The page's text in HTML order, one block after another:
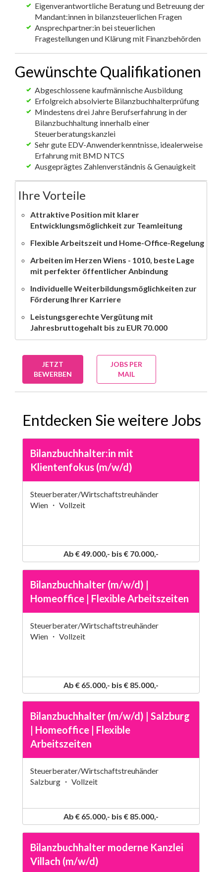
Eigenverantwortliche Beratung und Betreuung der
Mandant:innen in bilanzsteuerlichen Fragen
Ansprechpartner:in bei steuerlichen
Fragestellungen und Klärung mit Finanzbehörden
Gewünschte Qualifikationen
Abgeschlossene kaufmännische Ausbildung
Erfolgreich absolvierte Bilanzbuchhalterprüfung
Mindestens drei Jahre Berufserfahrung in der
Bilanzbuchhaltung innerhalb einer
Steuerberatungskanzlei
Sehr gute EDV-Anwenderkenntnisse, idealerweise
Erfahrung mit BMD NTCS
Ausgeprägtes Zahlenverständnis & Genauigkeit
Ihre Vorteile
Attraktive Position mit klarer
Entwicklungsmöglichkeit zur Teamleitung
Flexible Arbeitszeit und Home-Office-Regelung
Arbeiten im Herzen Wiens - 1010, beste Lage
mit perfekter öffentlicher Anbindung
Individuelle Weiterbildungsmöglichkeiten zur
Förderung Ihrer Karriere
Leistungsgerechte Vergütung mit
Jahresbruttogehalt bis zu EUR 70.000
JETZT
BEWERBEN
JOBS PER
MAIL
Entdecken Sie weitere Jobs
Bilanzbuchhalter:in mit
Klientenfokus (m/w/d)
Steuerberater/Wirtschaftstreuhänder
Wien ・ Vollzeit
Ab € 49.000,- bis € 70.000,-
Bilanzbuchhalter (m/w/d) |
Homeoffice | Flexible Arbeitszeiten
Steuerberater/Wirtschaftstreuhänder
Wien ・ Vollzeit
Ab € 65.000,- bis € 85.000,-
Bilanzbuchhalter (m/w/d) | Salzburg
| Homeoffice | Flexible
Arbeitszeiten
Steuerberater/Wirtschaftstreuhänder
Salzburg ・ Vollzeit
Ab € 65.000,- bis € 85.000,-
Bilanzbuchhalter moderne Kanzlei
Villach (m/w/d)